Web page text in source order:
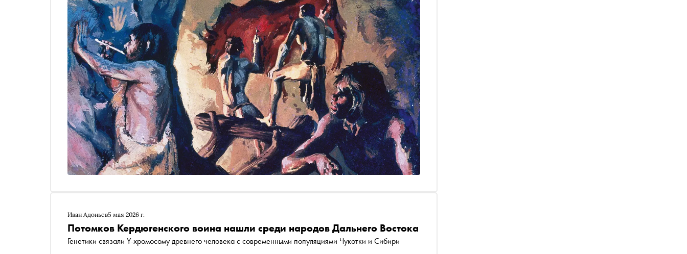
слой льда? Об этом «Сноб» спросил Андрея Синицына, руководителя экспедиции по исследованию
памятника верхнего палеолита — Костёнковских стоянок в Воронежской области
Иван Адоньев5 мая 2026 г.
Потомков Кердюгенского воина нашли среди народов Дальнего Востока
Генетики связали Y-хромосому древнего человека с современными популяциями Чукотки и Сибири